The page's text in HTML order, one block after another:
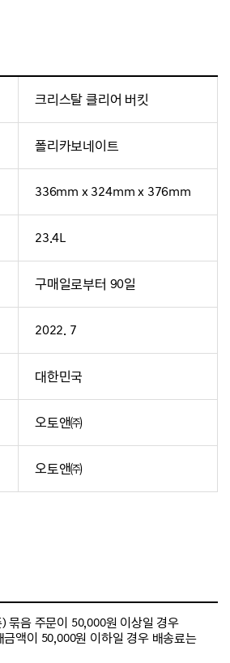
크리스탈 클리어 버킷
폴리카보네이트
336mm x 324mm x 376mm
23.4L
구매일로부터 90일
2022. 7
대한민국
오토앤㈜
오토앤㈜
묶음 주문이 50,000원 이상일 경우
액이 50,000원 이하일 경우 배송료는